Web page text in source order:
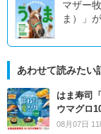
マザー
ま）」
あわせて読みたい
はま寿司
ウマグロ
08月07日 11